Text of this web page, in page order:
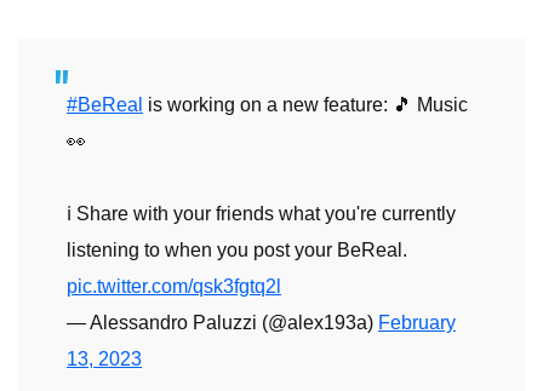
#BeReal is working on a new feature: 🎵 Music
👀
ℹ️ Share with your friends what you're currently
listening to when you post your BeReal.
pic.twitter.com/qsk3fgtq2l
— Alessandro Paluzzi (@alex193a) February
13, 2023